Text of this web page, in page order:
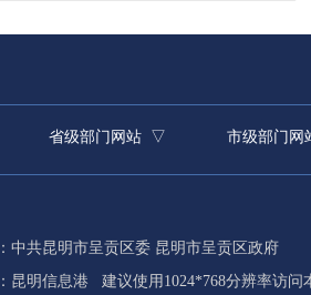
省级部门网站 ▽ 市级部门
中共昆明市呈贡区委 昆明市呈贡区政府
昆明信息港 建议使用1024*768分辨率访问